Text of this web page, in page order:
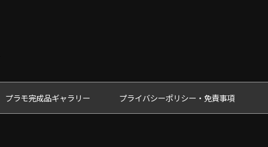
プラモ完成品ギャラリー プライバシーポリシー・免責事項